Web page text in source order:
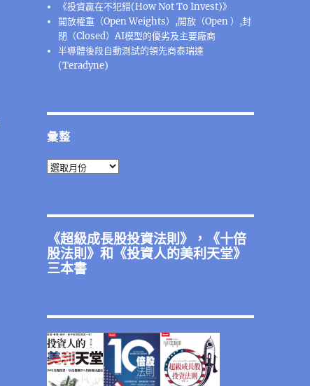
《投資贏在不犯錯(How Not To Invest)》
開放權重（Open Weights）,開放（Open ）,封
閉（Closed）AI模型的優劣及主要廠商
半導體後段⾃動測試的領先商泰瑞達
(Teradyne)
彙整
彙
《超級成長股投資法則》，《十倍
股法則》和《投資人的美利天堂》
三本書